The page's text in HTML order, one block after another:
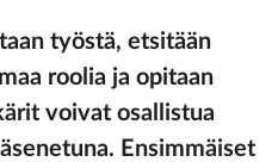
työstä, etsitään
roolia ja opitaan
voivat osallistua
Ensimmäiset